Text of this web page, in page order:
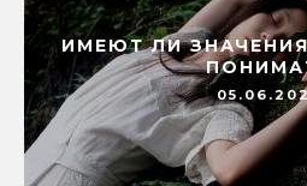
ИМЕЮТ ЛИ